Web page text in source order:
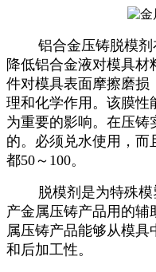
铝合金压铸脱模剂
降低铝合金液对模具
件对模具表面摩擦磨损
理和化学作用。该膜性
为重要的影响。在压铸
的。必须兑水使用，而
都50～100。
脱模剂是为特殊模
产金属压铸产品用的辅
属压铸产品能够从模
和后加工性。